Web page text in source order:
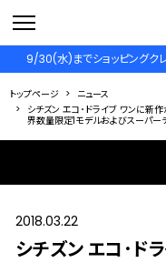
9/30(水)までショッピングク
トップページ
ニュース
シチズン エコ･ドライブ ワンに新
界数量限定1モデルおよびスーパー
2018.03.22
シチズン エコ･ド